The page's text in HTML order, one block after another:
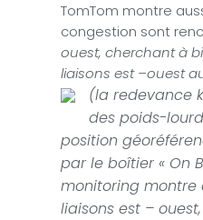
TomTom montre
congestion sont
ouest, cherchant à
liaisons est –ouest
(la redevance
des poids-
position
par le boîtier « On
monitoring montre
liaisons est –